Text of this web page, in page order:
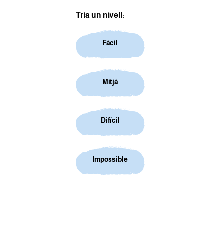
Tria un nivell:
Fàcil
Mitjà
Difícil
Impossible